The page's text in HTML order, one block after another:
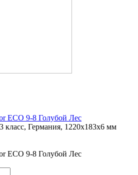
ECO 9-8 Голубой Лес
класс, Германия, 1220x183x6 мм
ECO 9-8 Голубой Лес